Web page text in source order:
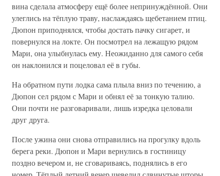
вина сделала атмосферу ещё более непринуждённой. Они
улеглись на тёплую траву, наслаждаясь щебетанием птиц.
Дюпон приподнялся, чтобы достать пачку сигарет, и
повернулся на локте. Он посмотрел на лежащую рядом
Мари, она улыбнулась ему. Неожиданно для самого себя
он наклонился и поцеловал её в губы.
На обратном пути лодка сама плыла вниз по течению, а
Дюпон сел рядом с Мари и обнял её за тонкую талию.
Они почти не разговаривали, лишь изредка целовали
друг друга.
После ужина они снова отправились на прогулку вдоль
берега реки. Дюпон и Мари вернулись в гостиницу
поздно вечером и, не сговариваясь, поднялись в его